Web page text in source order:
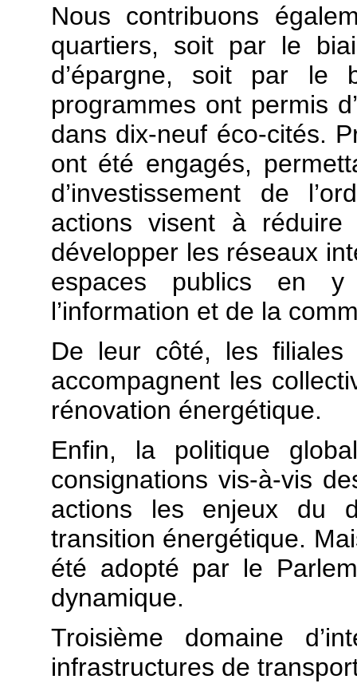
Nous contribuons
quartiers, soit par le
d’épargne, soit par le
programmes ont permis
dans dix-neuf éco-cités.
ont été engagés,
d’investissement de
actions visent à réduire
développer les réseaux
espaces publics en y
l’information et de la
De leur côté, les
accompagnent les
rénovation énergétique.
Enfin, la politique
consignations vis-à-vis
actions les enjeux du
transition énergétique.
été adopté par le
dynamique.
Troisième domaine
infrastructures de